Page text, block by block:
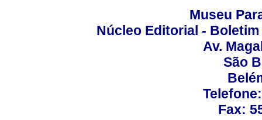
Museu
Núcleo Editorial -
Av.
São
Fax: